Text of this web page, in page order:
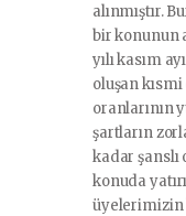
alınmıştır.
bir konunun
yılı kasım
oluşan
oranlarının
şartların
kadar şanslı
konuda
üyelerimizin